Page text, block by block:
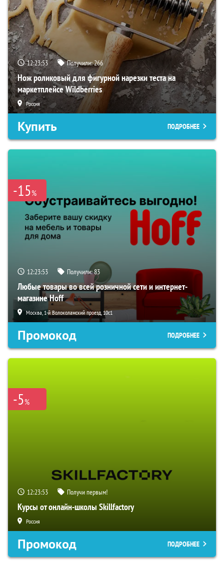
12:23:52 Получили:266
Нож роликовый для фигурной нарезки теста на
маркетплейсе Wildberries
Россия
Купить ПОДРОБНЕЕ
-15%
12:23:52 Получили:83
Любые товары во всей розничной сети и интернет-
магазине Hoff
Москва, 1-й Волоколамский проезд, 10с1
Промокод ПОДРОБНЕЕ
-5%
12:23:52 Получи первым!
Курсы от онлайн-школы Skillfactory
Россия
Промокод ПОДРОБНЕЕ